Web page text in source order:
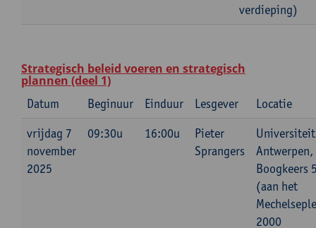
verdieping)
Strategisch beleid voeren en strategisch
plannen (deel 1)
Datum Beginuur Einduur Lesgever
Locatie
vrijdag 7
november
2025
09:30u 16:00u
Pieter
Sprangers
Universiteit
Antwerpen,
Boogkeers
(aan het
2000